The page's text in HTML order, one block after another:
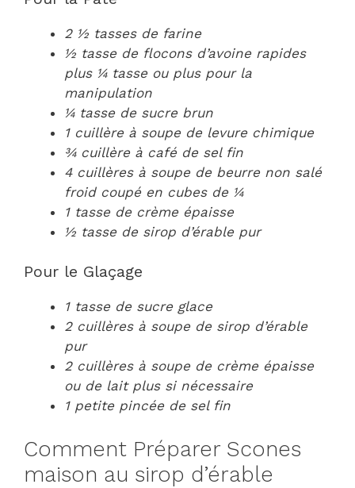
2 ½ tasses de farine
½ tasse de flocons d’avoine rapides
plus ¼ tasse ou plus pour la
manipulation
¼ tasse de sucre brun
1 cuillère à soupe de levure chimique
¾ cuillère à café de sel fin
4 cuillères à soupe de beurre non salé
froid coupé en cubes de ¼
1 tasse de crème épaisse
½ tasse de sirop d’érable pur
Pour le Glaçage
1 tasse de sucre glace
2 cuillères à soupe de sirop d’érable
pur
2 cuillères à soupe de crème épaisse
ou de lait plus si nécessaire
1 petite pincée de sel fin
Comment Préparer Scones
maison au sirop d’érable